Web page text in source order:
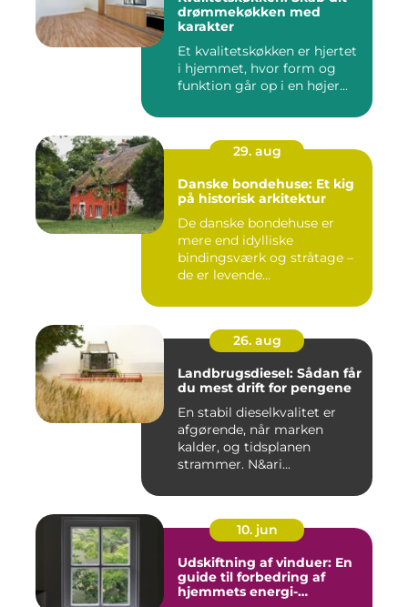
drømmekøkken med
karakter
Et kvalitetskøkken er hjertet
i hjemmet, hvor form og
funktion går op i en højer...
29. aug
Danske bondehuse: Et kig
på historisk arkitektur
De danske bondehuse er
mere end idylliske
bindingsværk og stråtage –
de er levende...
26. aug
Landbrugsdiesel: Sådan får
du mest drift for pengene
En stabil dieselkvalitet er
afgørende, når marken
kalder, og tidsplanen
strammer. N&ari...
10. jun
Udskiftning af vinduer: En
guide til forbedring af
hjemmets energi-